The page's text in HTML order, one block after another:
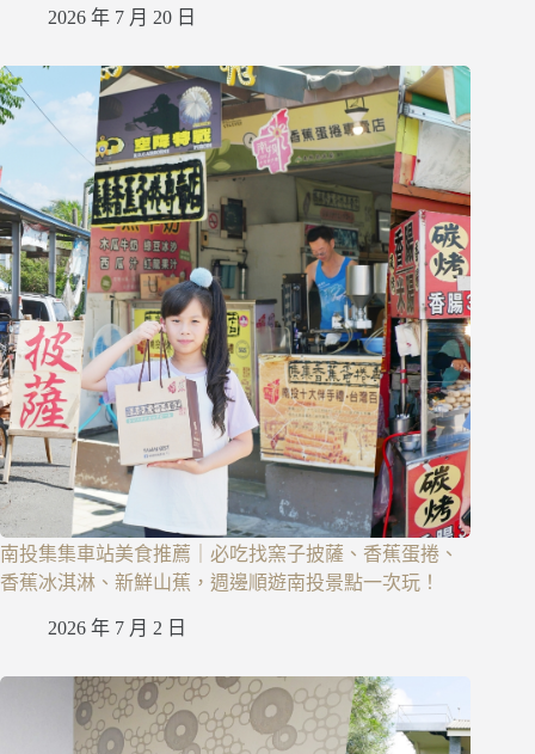
2026 年 7 月 20 日
南投集集車站美食推薦｜必吃找窯子披薩、香蕉蛋捲、
香蕉冰淇淋、新鮮山蕉，週邊順遊南投景點一次玩！
2026 年 7 月 2 日